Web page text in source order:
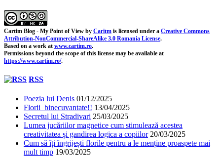
Cartim Blog - My Point of View by Caritm is licensed under a Creative Commons
Attribution-NonCommercial-ShareAlike 3.0 Romania License.
Based on a work at www.cartim.ro.
Permissions beyond the scope of this license may be available at
https://www.cartim.ro/.
RSS
Poezia lui Denis 01/12/2025
Florii binecuvantate!! 13/04/2025
Secretul lui Stradivari 25/03/2025
Lumea jucăriilor magnetice cum stimulează acestea
creativitatea și gandirea logica a copiilor 20/03/2025
Cum să îți îngrijești florile pentru a le menține proaspete mai
mult timp 19/03/2025